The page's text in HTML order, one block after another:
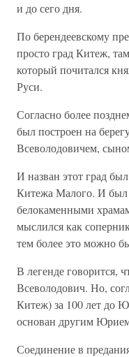
и до сего дня.
По берендеевскому
просто град Китеж,
который почитался
Руси.
Согласно более
был построен на
Всеволодовичем,
И назван этот град
Китежа Малого. И был
белокаменными
мыслился как
тем более это можно
В легенде говорится,
Всеволодович. Но,
Китеж) за 100 лет до
основан другим
Соединение в